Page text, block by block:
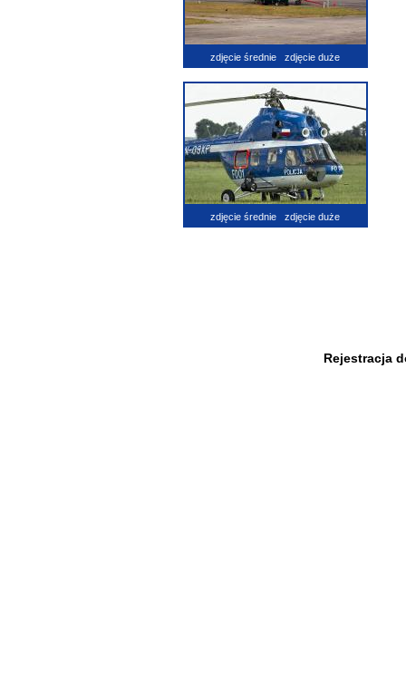
zdjęcie średnie zdjęcie duże
zdjęcie średnie zdjęcie duże
Rejestracja